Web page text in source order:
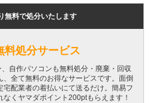
無料で処分いたします
料処分サービス
自作パソコンも無料処分・廃棄・回収
全て無料のお得なサービスです。面倒
配業者の着払いにて送るだけ。簡易フ
くヤマダポイント200ptもらえます！